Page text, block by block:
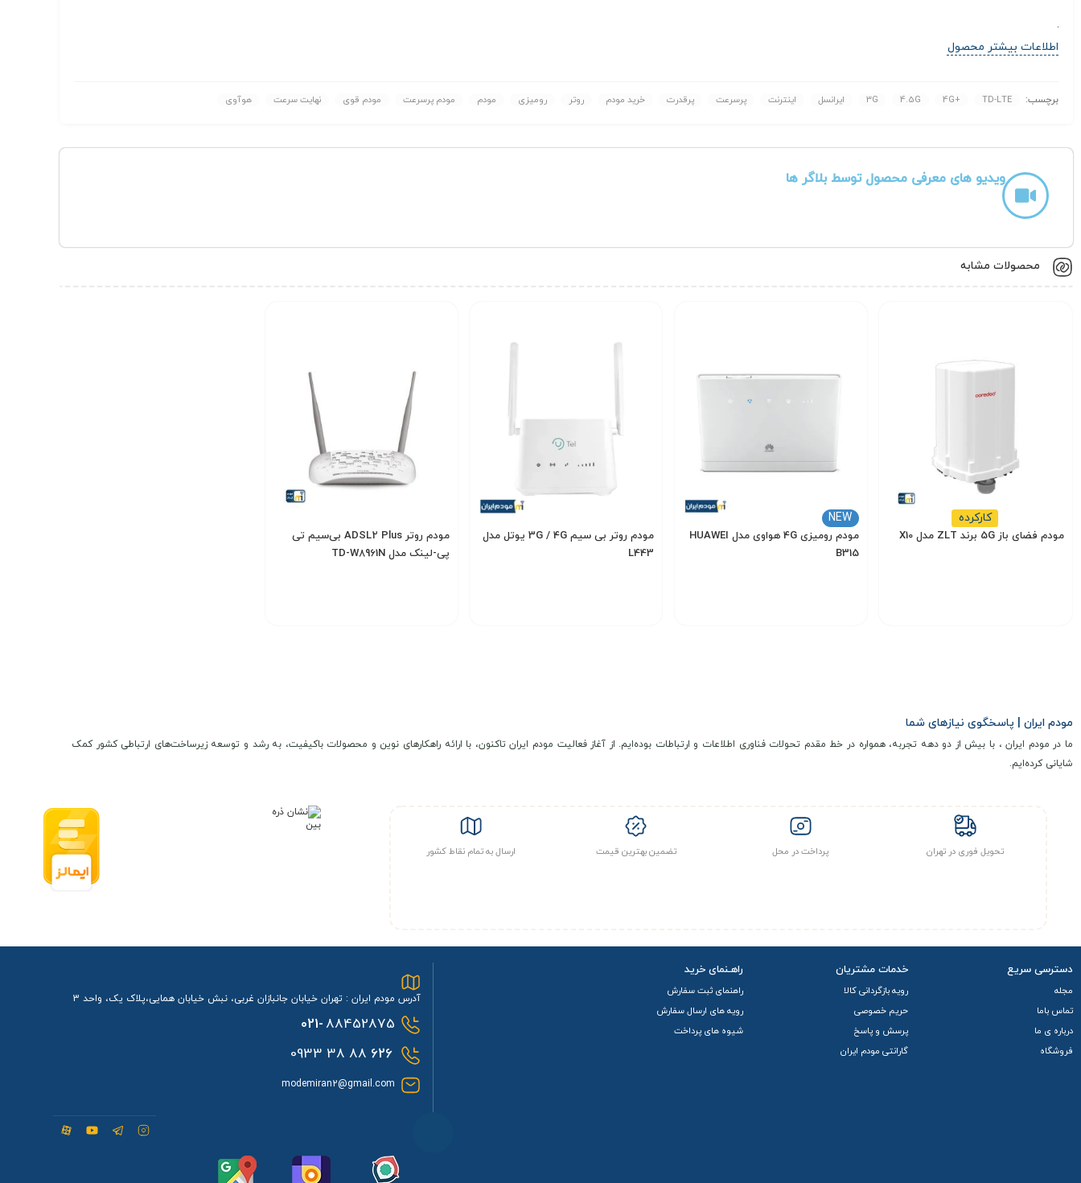
اطلاعات بیشتر محصول
برچسب: 3G 4.5G 4G+ TD-LTE ایرانسل اینترنت پرسرعت پرقدرت خرید مودم روتر رومیزی مودم مودم پرسرعت مودم قوی نهایت سرعت هوآوی
ویدیو های معرفی محصول توسط بلاگر ها
محصولات مشابه
کارکرده
مودم فضای باز 5G برند ZLT مدل X10
NEW
مودم رومیزی 4G هواوی مدل HUAWEI
B315
مودم روتر بی سیم 3G / 4G یوتل مدل
L443
مودم روتر ADSL2 Plus بی‌سیم تی
پی-لینک مدل TD-W8961N
مودم ایران | پاسخگوی نیازهای شما
ما در مودم ایران ، با بیش از دو دهه تجربه، همواره در خط مقدم تحولات فناوری اطلاعات و ارتباطات بوده‌ایم. از آغاز فعالیت مودم ایران تاکنون، با ارائه راهکارهای نوین و محصولات باکیفیت، به رشد و توسعه زیرساخت‌های ارتباطی کشور کمک
شایانی کرده‌ایم.
تحویل فوری در تهران پرداخت در محل تضمین بهترین قیمت ارسال به تمام نقاط کشور
دسترسی سریع
مجله
تماس باما
درباره ی ما
فروشگاه
خدمات مشتریان
رویه بازگردانی کالا
حریم خصوصی
پرسش و پاسخ
گارانتی مودم ایران
راهـنمای خرید
راهنمای ثبت سفارش
رویه های ارسال سفارش
شیوه های پرداخت
آدرس مودم ایران : تهران خیابان جانبازان غربی، نبش خیابان همایی،پلاک یک، واحد 3
021-88452875
626
88 38 0933
modemiran2@gmail.com